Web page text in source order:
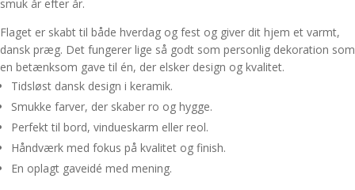
smuk år efter år.
Flaget er skabt til både hverdag og fest og giver dit hjem et varmt,
dansk præg. Det fungerer lige så godt som personlig dekoration som
en betænksom gave til én, der elsker design og kvalitet.
Tidsløst dansk design i keramik.
Smukke farver, der skaber ro og hygge.
Perfekt til bord, vindueskarm eller reol.
Håndværk med fokus på kvalitet og finish.
En oplagt gaveidé med mening.